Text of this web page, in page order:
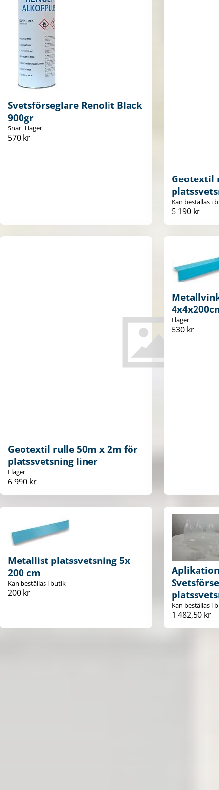
Svetsförseglare Renolit Black
900gr
Snart i lager
570 kr
Geotextil
Kan beställas i
5 190 kr
Geotextil rulle 50m x 2m för
platssvetsning liner
I lager
6 990 kr
I lager
530 kr
Metallist platssvetsning 5x
200 cm
Kan beställas i butik
200 kr
Kan beställas i
1 482,50 kr